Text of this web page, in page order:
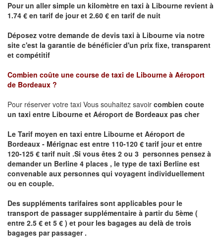
Pour un aller simple un kilomètre en taxi à Libourne revient à
1.74 € en tarif de jour et 2.60 € en tarif de nuit
Déposez votre demande de devis taxi à Libourne via notre
site c'est la garantie de bénéficier d'un prix fixe, transparent
et compétitif
Combien coûte une course de taxi de Libourne à Aéroport
de Bordeaux ?
Pour réserver votre taxi Vous souhaitez savoir combien coute
un taxi entre Libourne et Aéroport de Bordeaux pas cher
Le Tarif moyen en taxi entre Libourne et Aéroport de
Bordeaux - Mérignac est entre 110-120 € tarif jour et entre
120-125 € tarif nuit .Si vous êtes 2 ou 3 personnes pensez à
demander un Berline 4 places , le type de taxi Berline est
convenable aux personnes qui voyagent individuellement
ou en couple.
Des suppléments tarifaires sont applicables pour le
transport de passager supplémentaire à partir du 5ème (
entre 2.5 € et 5 € ) et pour les bagages au delà de trois
bagages par passager .